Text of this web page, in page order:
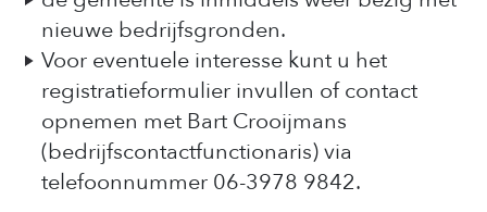
nieuwe bedrijfsgronden.
Voor eventuele interesse kunt u het
registratieformulier invullen of contact
opnemen met Bart Crooijmans
(bedrijfscontactfunctionaris) via
telefoonnummer 06-3978 9842.